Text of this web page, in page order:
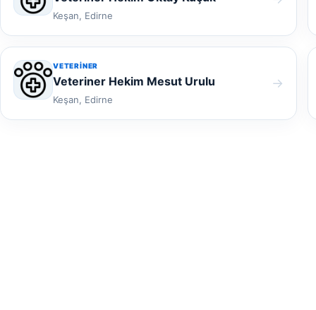
Keşan, Edirne
VETERINER
Veteriner Hekim Mesut Urulu
Keşan, Edirne
→